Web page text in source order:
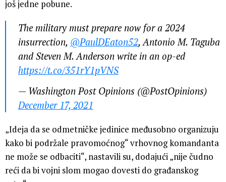
još jedne pobune.
The military must prepare now for a 2024
insurrection, @PaulDEaton52, Antonio M. Taguba
and Steven M. Anderson write in an op-ed
https://t.co/351rY1pVNS
— Washington Post Opinions (@PostOpinions)
December 17, 2021
„Ideja da se odmetničke jedinice međusobno organizuju
kako bi podržale pravomoćnog“ vrhovnog komandanta
ne može se odbaciti“, nastavili su, dodajući „nije čudno
reći da bi vojni slom mogao dovesti do građanskog